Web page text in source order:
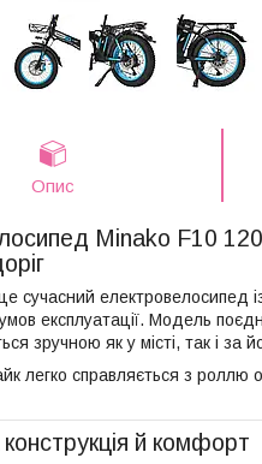
Опис
Minako F10
сучасний електровелосипед
експлуатації. Модель
зручною як у місті, так і за
легко справляється з роллю
й комфорт